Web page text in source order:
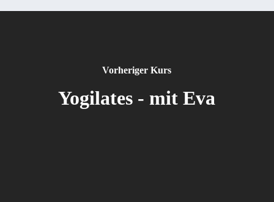
Vorheriger Kurs
Yogilates - mit Eva